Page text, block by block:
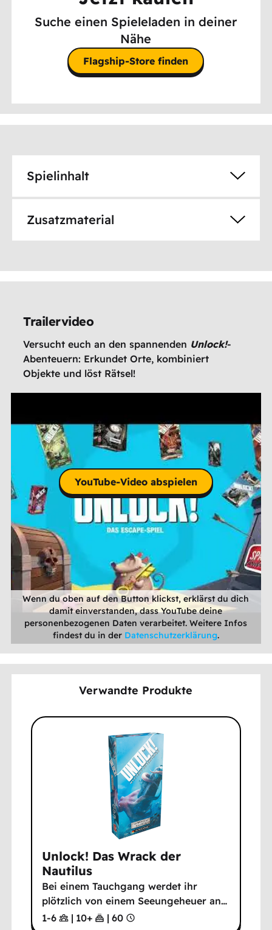
Suche einen Spieleladen in deiner
Nähe
Flagship-Store finden
Spielinhalt
Zusatzmaterial
Trailervideo
Versucht euch an den spannenden Unlock!-
Abenteuern: Erkundet Orte, kombiniert
Objekte und löst Rätsel!
YouTube-Video abspielen
Wenn du oben auf den Button klickst, erklärst du dich
damit einverstanden, dass YouTube deine
personenbezogenen Daten verarbeitet. Weitere Infos
findest du in der Datenschutzerklärung.
Verwandte Produkte
Unlock! Das Wrack der
Nautilus
Bei einem Tauchgang werdet ihr
plötzlich von einem Seeungeheuer an…
1-6
| 10+ | 60